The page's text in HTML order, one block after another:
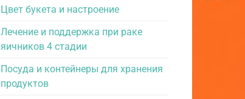
Цвет букета и настроение
Лечение и поддержка при раке
яичников 4 стадии
Посуда и контейнеры для хранения
продуктов